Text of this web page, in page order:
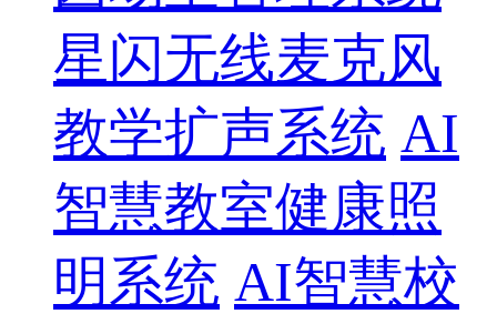
星闪无线麦克风
教学扩声系统 AI
智慧教室健康照
明系统 AI智慧校